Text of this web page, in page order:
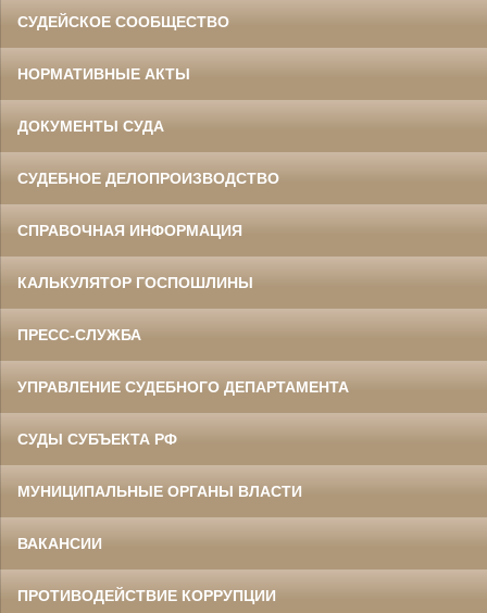
СУДЕЙСКОЕ СООБЩЕСТВО
НОРМАТИВНЫЕ АКТЫ
ДОКУМЕНТЫ СУДА
СУДЕБНОЕ ДЕЛОПРОИЗВОДСТВО
СПРАВОЧНАЯ ИНФОРМАЦИЯ
КАЛЬКУЛЯТОР ГОСПОШЛИНЫ
ПРЕСС-СЛУЖБА
УПРАВЛЕНИЕ СУДЕБНОГО ДЕПАРТАМЕНТА
СУДЫ СУБЪЕКТА РФ
МУНИЦИПАЛЬНЫЕ ОРГАНЫ ВЛАСТИ
ВАКАНСИИ
ПРОТИВОДЕЙСТВИЕ КОРРУПЦИИ